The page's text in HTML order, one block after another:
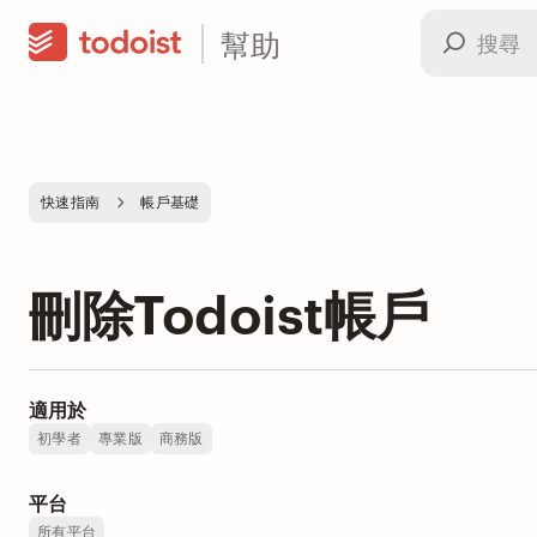
幫助
快速指南 帳戶基礎
刪除Todoist帳戶
適用於
初學者 專業版 商務版
平台
所有平台